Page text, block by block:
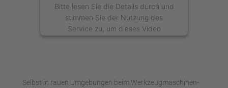
Bitte lesen Sie die Details durch und
stimmen Sie der Nutzung des
Service zu, um dieses Video
anzusehen.
Selbst in rauen Umgebungen beim Werkzeugmaschinen-